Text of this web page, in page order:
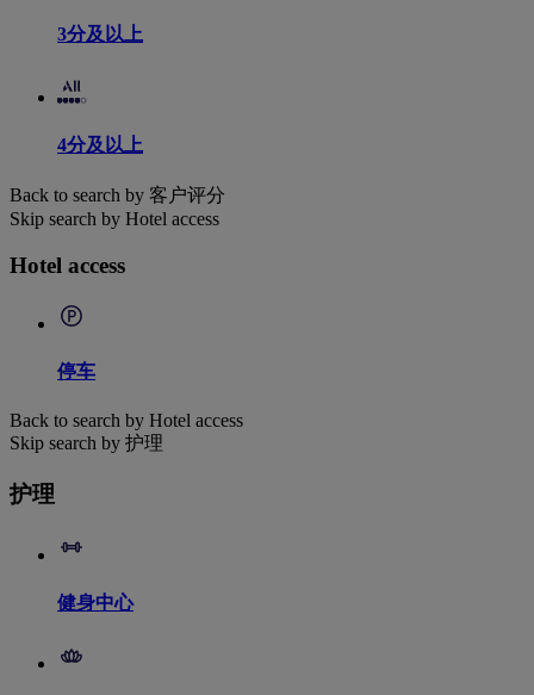
3分及以上
4分及以上
Back to search by 客户评分
Skip search by Hotel access
Hotel access
停车
Back to search by Hotel access
Skip search by 护理
护理
健身中心